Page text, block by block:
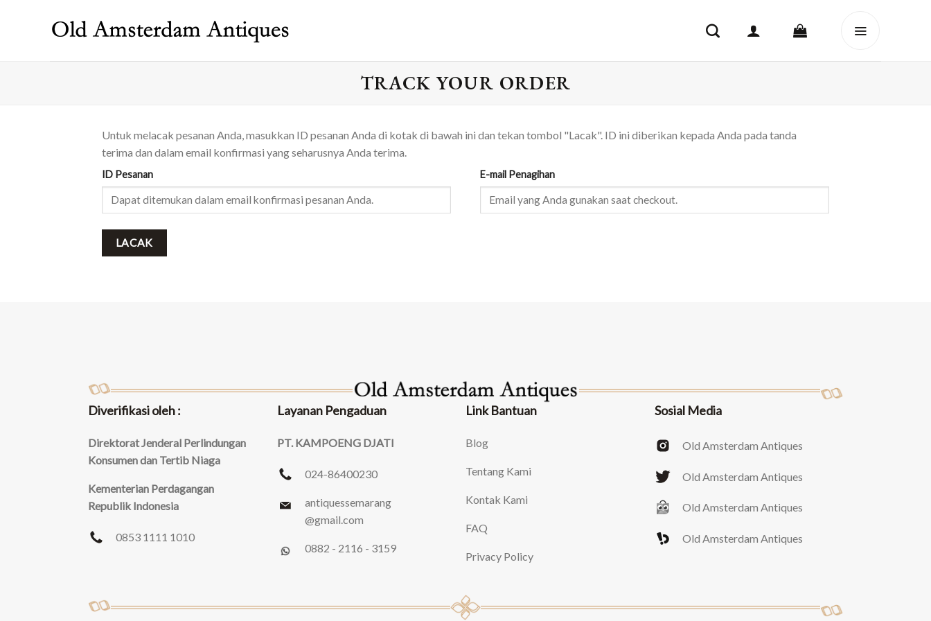
TRACK YOUR ORDER
Untuk melacak pesanan Anda, masukkan ID pesanan Anda di kotak di bawah ini dan tekan tombol "Lacak". ID ini diberikan kepada Anda pada tanda
terima dan dalam email konfirmasi yang seharusnya Anda terima.
ID Pesanan E-mail Penagihan
LACAK
Diverifikasi oleh :
Direktorat Jenderal Perlindungan
Konsumen dan Tertib Niaga
Kementerian Perdagangan
Republik Indonesia
0853 1111 1010
Layanan Pengaduan
PT. KAMPOENG DJATI
024-86400230
antiquessemarang
@gmail.com
0882 - 2116 - 3159
Link Bantuan
Blog
Tentang Kami
Kontak Kami
FAQ
Privacy Policy
Sosial Media
Old Amsterdam Antiques
Old Amsterdam Antiques
Old Amsterdam Antiques
Old Amsterdam Antiques